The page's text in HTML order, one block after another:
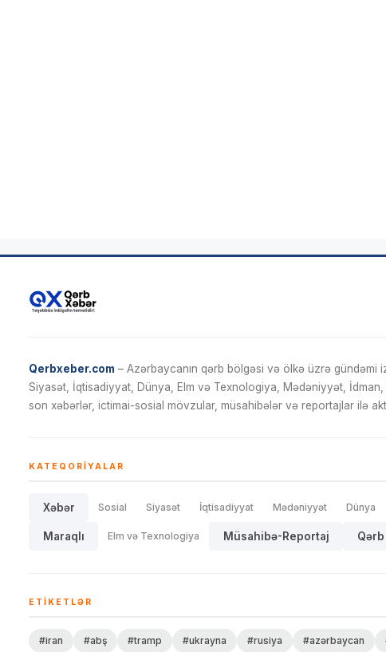
Qerbxeber.com – Azərbaycanın qərb bölgəsi və ölkə üzrə gündəmi
Siyasət, İqtisadiyyat, Dünya, Elm və Texnologiya, Mədəniyyət,
son xəbərlər, ictimai-sosial mövzular, müsahibələr və reportajlar ilə
KATEQORIYALAR
Xəbər Sosial Siyasət İqtisadiyyat Mədəniyyət Dünya
Maraqlı Elm və Texnologiya Müsahibə-Reportaj
ETIKETLƏR
#iran #abş #tramp #ukrayna #rusiya #azərbaycan